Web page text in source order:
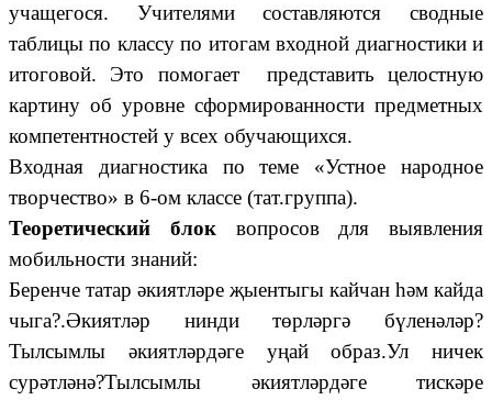
учащегося. Учителями составляются сводные
таблицы по классу по итогам входной диагностики и
итоговой. Это помогает представить целостную
картину об уровне сформированности предметных
компетентностей у всех обучающихся.
Входная диагностика по теме «Устное народное
творчество» в 6-ом классе (тат.группа).
Теоретический блоквопросов для выявления
мобильности знаний:
Беренче татар әкиятләре җыентыгы кайчан һәм кайда
чыга?.Әкиятләр нинди төрләргә бүленәләр?
Тылсымлы әкиятләрдәге уңай образ.Ул ничек
сурәтләнә?Тылсымлы әкиятләрдәге тискәре